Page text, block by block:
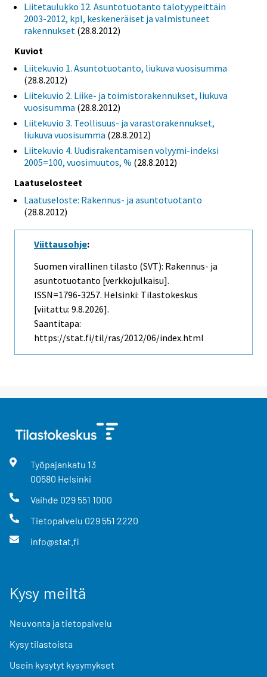
Liitetaulukko 12. Asuntotuotanto talotyypeittäin
2003-2012, kpl, keskeneräiset ja valmistuneet
rakennukset (28.8.2012)
Kuviot
Liitekuvio 1. Asuntotuotanto, liukuva vuosisumma
(28.8.2012)
Liitekuvio 2. Liike- ja toimistorakennukset, liukuva
vuosisumma (28.8.2012)
Liitekuvio 3. Teollisuus- ja varastorakennukset,
liukuva vuosisumma (28.8.2012)
Liitekuvio 4. Uudisrakentamisen volyymi-indeksi
2005=100, vuosimuutos, % (28.8.2012)
Laatuselosteet
Laatuseloste: Rakennus- ja asuntotuotanto
(28.8.2012)
Viittausohje:
Suomen virallinen tilasto (SVT): Rakennus- ja
asuntotuotanto [verkkojulkaisu].
ISSN=1796-3257. Helsinki: Tilastokeskus
[viitattu: 9.8.2026].
Saantitapa:
https://stat.fi/til/ras/2012/06/index.html
Työpajankatu 13
00580 Helsinki
Vaihde 029 551 1000
Tietopalvelu 029 551 2220
info@stat.fi
Kysy meiltä
Neuvonta ja tietopalvelu
Kysy tilastoista
Usein kysytyt kysymykset